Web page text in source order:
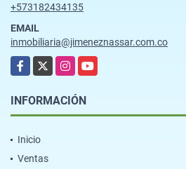
+573182434135
EMAIL
inmobiliaria@jimeneznassar.com.co
Facebook
X InstagramYouTube
INFORMACIÓN
Inicio
Ventas